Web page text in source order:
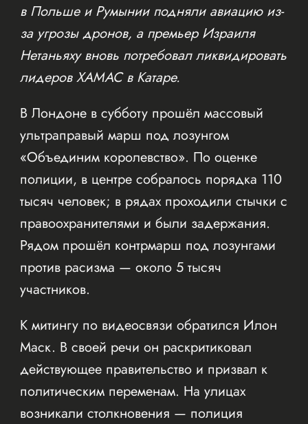
в Польше и Румынии подняли авиацию из-
за угрозы дронов, а премьер Израиля
Нетаньяху вновь потребовал ликвидировать
лидеров ХАМАС в Катаре.
В Лондоне в субботу прошёл массовый
ультраправый марш под лозунгом
«Объединим королевство». По оценке
полиции, в центре собралось порядка 110
тысяч человек; в рядах проходили стычки с
правоохранителями и были задержания.
Рядом прошёл контрмарш под лозунгами
против расизма — около 5 тысяч
участников.
К митингу по видеосвязи обратился Илон
Маск. В своей речи он раскритиковал
действующее правительство и призвал к
политическим переменам. На улицах
возникали столкновения — полиция